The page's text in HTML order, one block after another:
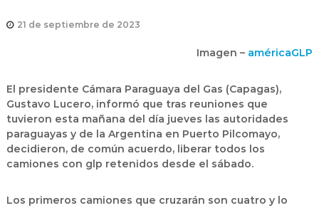
21 de septiembre de 2023
Imagen – américaGLP
El presidente Cámara Paraguaya del Gas (Capagas),
Gustavo Lucero, informó que tras reuniones que
tuvieron esta mañana del día jueves las autoridades
paraguayas y de la Argentina en Puerto Pilcomayo,
decidieron, de común acuerdo, liberar todos los
camiones con glp retenidos desde el sábado.
Los primeros camiones que cruzarán son cuatro y lo